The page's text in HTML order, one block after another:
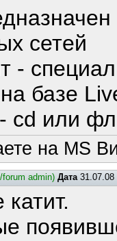
сетей
-
базе
cd или
на MS
forum admin) Дата31.07.08